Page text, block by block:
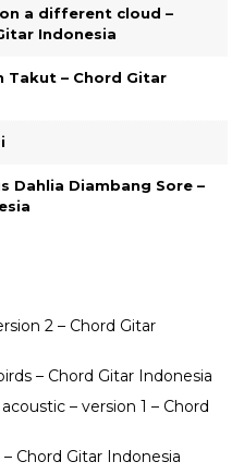
a different cloud –
Indonesia
Takut – Chord Gitar
Dahlia Diambang Sore –
2 – Chord Gitar
– Chord Gitar Indonesia
– version 1 – Chord
Chord Gitar Indonesia